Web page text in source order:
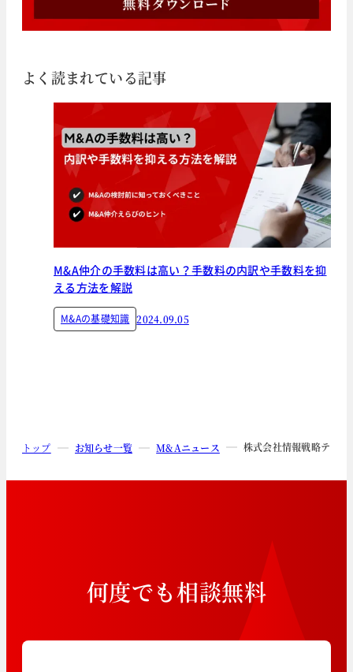
よく読まれている記事
M&A仲介の手数料は高い？手数料の内訳や手数料を抑
える方法を解説
M&Aの基礎知識 2024.09.05
トップ お知らせ一覧 M&Aニュース 株式会社情報戦略テク
何度でも相談無料